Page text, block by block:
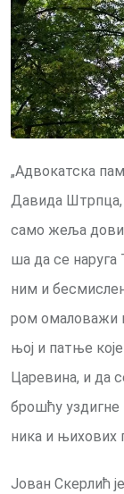
„Адво­кат­ска
Да­ви­да Штрп­ца,
са­мо же­ља
ша да се
ним и
ром ома­ло­ва­жи
њој и пат­ње
Ца­ре­ви­на, и да
бро­шћу уз­диг­не
ни­ка и њи­хо­вих
Јо­ван Скер­лић